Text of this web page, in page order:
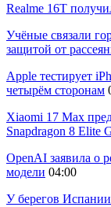
Realme 16T
Учёные связали
защитой от
Apple тестирует
четырём сторонам
Xiaomi 17 Max
Snapdragon 8 Elite
OpenAI заявила
модели 04:00
У берегов